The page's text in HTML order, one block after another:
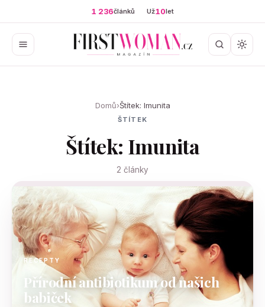
1 236článků Už10let
Domů›Štítek: Imunita
ŠTÍTEK
Štítek: Imunita
2 články
RECEPTY
Přírodní antibiotikum od našich
babiček